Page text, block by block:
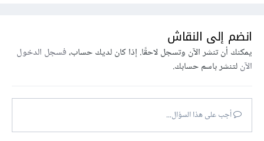
انضم إلى النقاش
يمكنك أن تنشر الآن وتسجل لاحقًا. إذا كان لديك حساب،فسجل الدخول
الآنلتنشر باسم حسابك.
أجب على هذا السؤال...